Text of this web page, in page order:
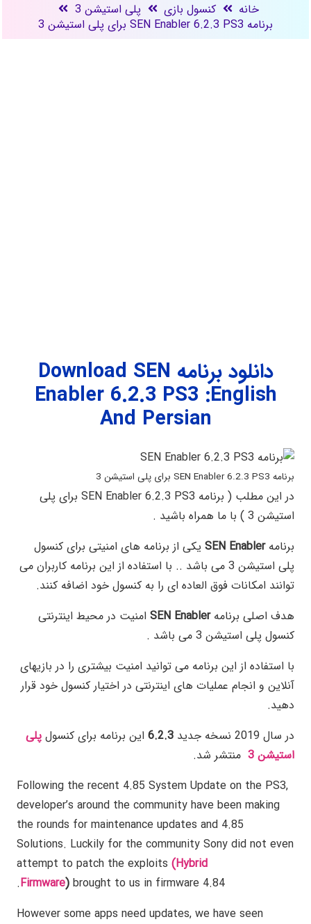
خانه کنسول بازی
پلی استیشن 3
برنامه SEN Enabler 6.2.3 PS3 برای پلی استیشن 3
دانلود برنامه Download SEN
Enabler 6.2.3 PS3 :English
And Persian
برنامه SEN Enabler 6.2.3 PS3 برای پلی استیشن 3
در این مطلب ( برنامه SEN Enabler 6.2.3 PS3 برای پلی
استیشن 3 ) با ما همراه باشید .
برنامه SEN Enabler
یکی از برنامه های امنیتی برای کنسول
پلی استیشن 3 می باشد .. با استفاده از این برنامه کاربران می
توانند امکانات فوق العاده ای را به کنسول خود اضافه کنند.
هدف اصلی برنامه SEN Enabler
امنیت در محیط اینترنتی
کنسول پلی استیشن 3 می باشد .
با استفاده از این برنامه می توانید امنیت بیشتری را در بازیهای
آنلاین و انجام عملیات های اینترنتی در اختیار کنسول خود قرار
دهید.
در سال 2019 نسخه جدید
6.2.3 این برنامه برای کنسول پلی
استیشن 3
منتشر شد.
Following the recent 4.85 System Update on the PS3,
developer’s around the community have been making
the rounds for maintenance updates and 4.85
Solutions. Luckily for the community Sony did not even
attempt to patch the exploits (Hybrid
Firmware) brought to us in firmware 4.84.
However some apps need updates, we have seen